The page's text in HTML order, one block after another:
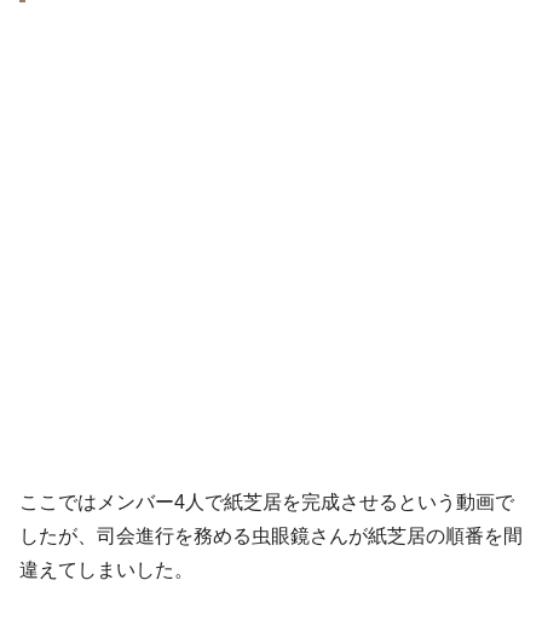
ここではメンバー4人で紙芝居を完成させるという動画で
したが、司会進行を務める虫眼鏡さんが紙芝居の順番を間
違えてしまいした。